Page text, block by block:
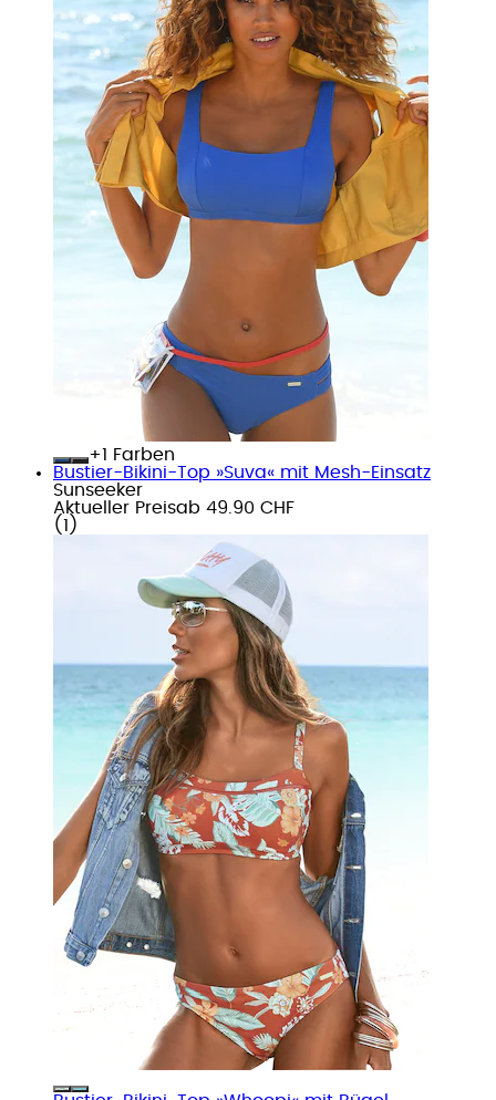
+
Farben
Bustier-Bikini-Top »Suva« mit Mesh-Einsatz
Sunseeker
Aktueller Preisab 49.90 CHF
( 1 )